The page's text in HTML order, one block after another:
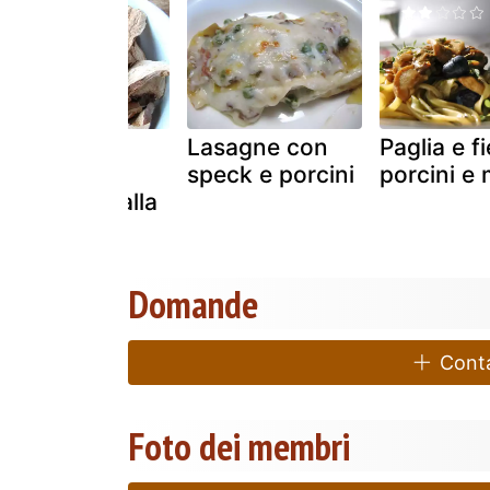
alla
Lasagne con
speck e porcini
Paglia e
porcini e
Domande
Foto dei membri